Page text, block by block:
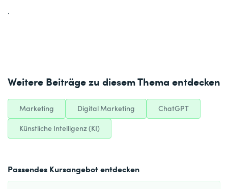
.
Weitere Beiträge zu diesem Thema entdecken
Marketing Digital Marketing ChatGPT
Künstliche Intelligenz (KI)
Passendes Kursangebot entdecken